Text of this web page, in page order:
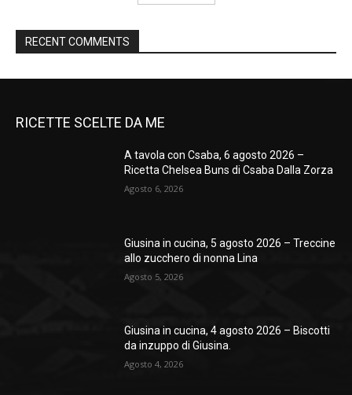
RECENT COMMENTS
RICETTE SCELTE DA ME
A tavola con Csaba, 6 agosto 2026 –
Ricetta Chelsea Buns di Csaba Dalla Zorza
Agosto 6, 2026
Giusina in cucina, 5 agosto 2026 – Treccine
allo zucchero di nonna Lina
Agosto 5, 2026
Giusina in cucina, 4 agosto 2026 – Biscotti
da inzuppo di Giusina.
Agosto 4, 2026